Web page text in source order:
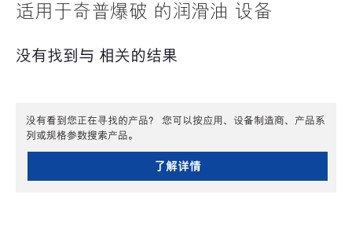
适用于奇普爆破 的润滑油 设备
没有找到与 相关的结果
没有看到您正在寻找的产品？ 您可以按应用、设备制造商、产品系
列或规格参数搜索产品。
了解详情